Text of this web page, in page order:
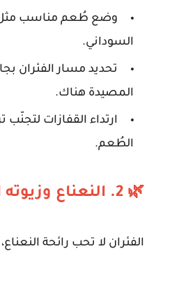
وضع طُعم مناسب مثل
السوداني.
تحديد مسار الفئران
المصيدة هناك.
ارتداء القفازات لتجنّب
الطُعم.
🌿 2. النعناع وزيوته العطرية
الفئران لا تحب رائحة